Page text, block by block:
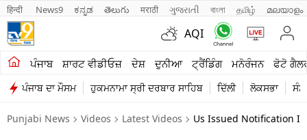
हिन्दी News9 ಕನ್ನಡ తెలుగు मराठी ગુજરાતી বাংলা தமிழ் മലയാളം
AQI
ਪੰਜਾਬ ਸ਼ਾਰਟ ਵੀਡੀਓਜ਼ ਦੇਸ਼ ਦੁਨੀਆ ਟ੍ਰੈਂਡਿੰਗ ਮਨੋਰੰਜਨ ਫੋਟੋ
ਪੰਜਾਬ ਦਾ ਮੌਸਮ ਹੁਕਮਨਾਮਾ ਸ੍ਰੀ ਦਰਬਾਰ ਸਾਹਿਬ ਦਿੱਲੀ ਲੋਕਸਭਾ
ਖੇਤੀਬਾੜੀ
ਸ਼ਾਰਟ ਵੀਡੀਓਜ਼
ਕਾਰੋਬਾਰ
Punjabi News Videos Latest Videos Us Issued Notification